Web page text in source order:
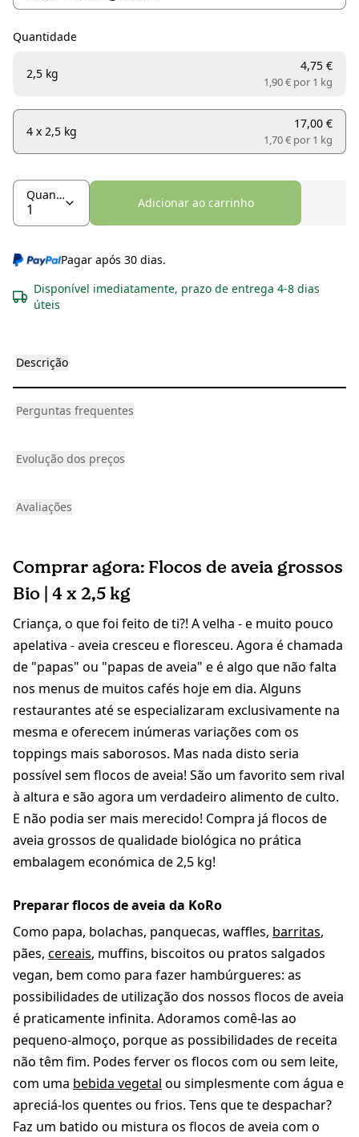
Quantidade
2,5 kg
4,75 €
1,90 € por 1 kg
4 x 2,5 kg
17,00 €
1,70 € por 1 kg
Quantidade
Adicionar ao carrinho
Pagar após 30 dias.
Disponível imediatamente, prazo de entrega 4-8 dias
úteis
Descrição
Perguntas frequentes
Evolução dos preços
Avaliações
Comprar agora: Flocos de aveia grossos
Bio | 4 x 2,5 kg
Criança, o que foi feito de ti?! A velha - e muito pouco
apelativa - aveia cresceu e floresceu. Agora é chamada
de "papas" ou "papas de aveia" e é algo que não falta
nos menus de muitos cafés hoje em dia. Alguns
restaurantes até se especializaram exclusivamente na
mesma e oferecem inúmeras variações com os
toppings mais saborosos. Mas nada disto seria
possível sem flocos de aveia! São um favorito sem rival
à altura e são agora um verdadeiro alimento de culto.
E não podia ser mais merecido! Compra já flocos de
aveia grossos de qualidade biológica no prática
embalagem económica de 2,5 kg!
Preparar flocos de aveia da KoRo
Como papa, bolachas, panquecas, waffles, barritas,
pães, cereais, muffins, biscoitos ou pratos salgados
vegan, bem como para fazer hambúrgueres: as
possibilidades de utilização dos nossos flocos de aveia
é praticamente infinita. Adoramos comê-las ao
pequeno-almoço, porque as possibilidades de receita
não têm fim. Podes ferver os flocos com ou sem leite,
com uma bebida vegetal ou simplesmente com água e
apreciá-los quentes ou frios. Tens que te despachar?
Faz um batido ou mistura os flocos de aveia com o